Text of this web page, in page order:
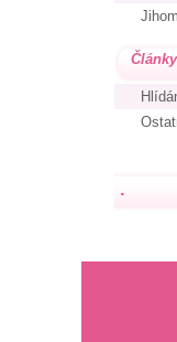
Články
.